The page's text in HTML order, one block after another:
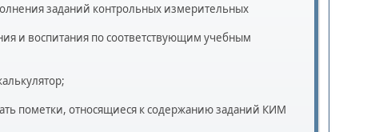
заданий контрольных измерительных
и воспитания по соответствующим учебным
пометки, относящиеся к содержанию заданий КИМ